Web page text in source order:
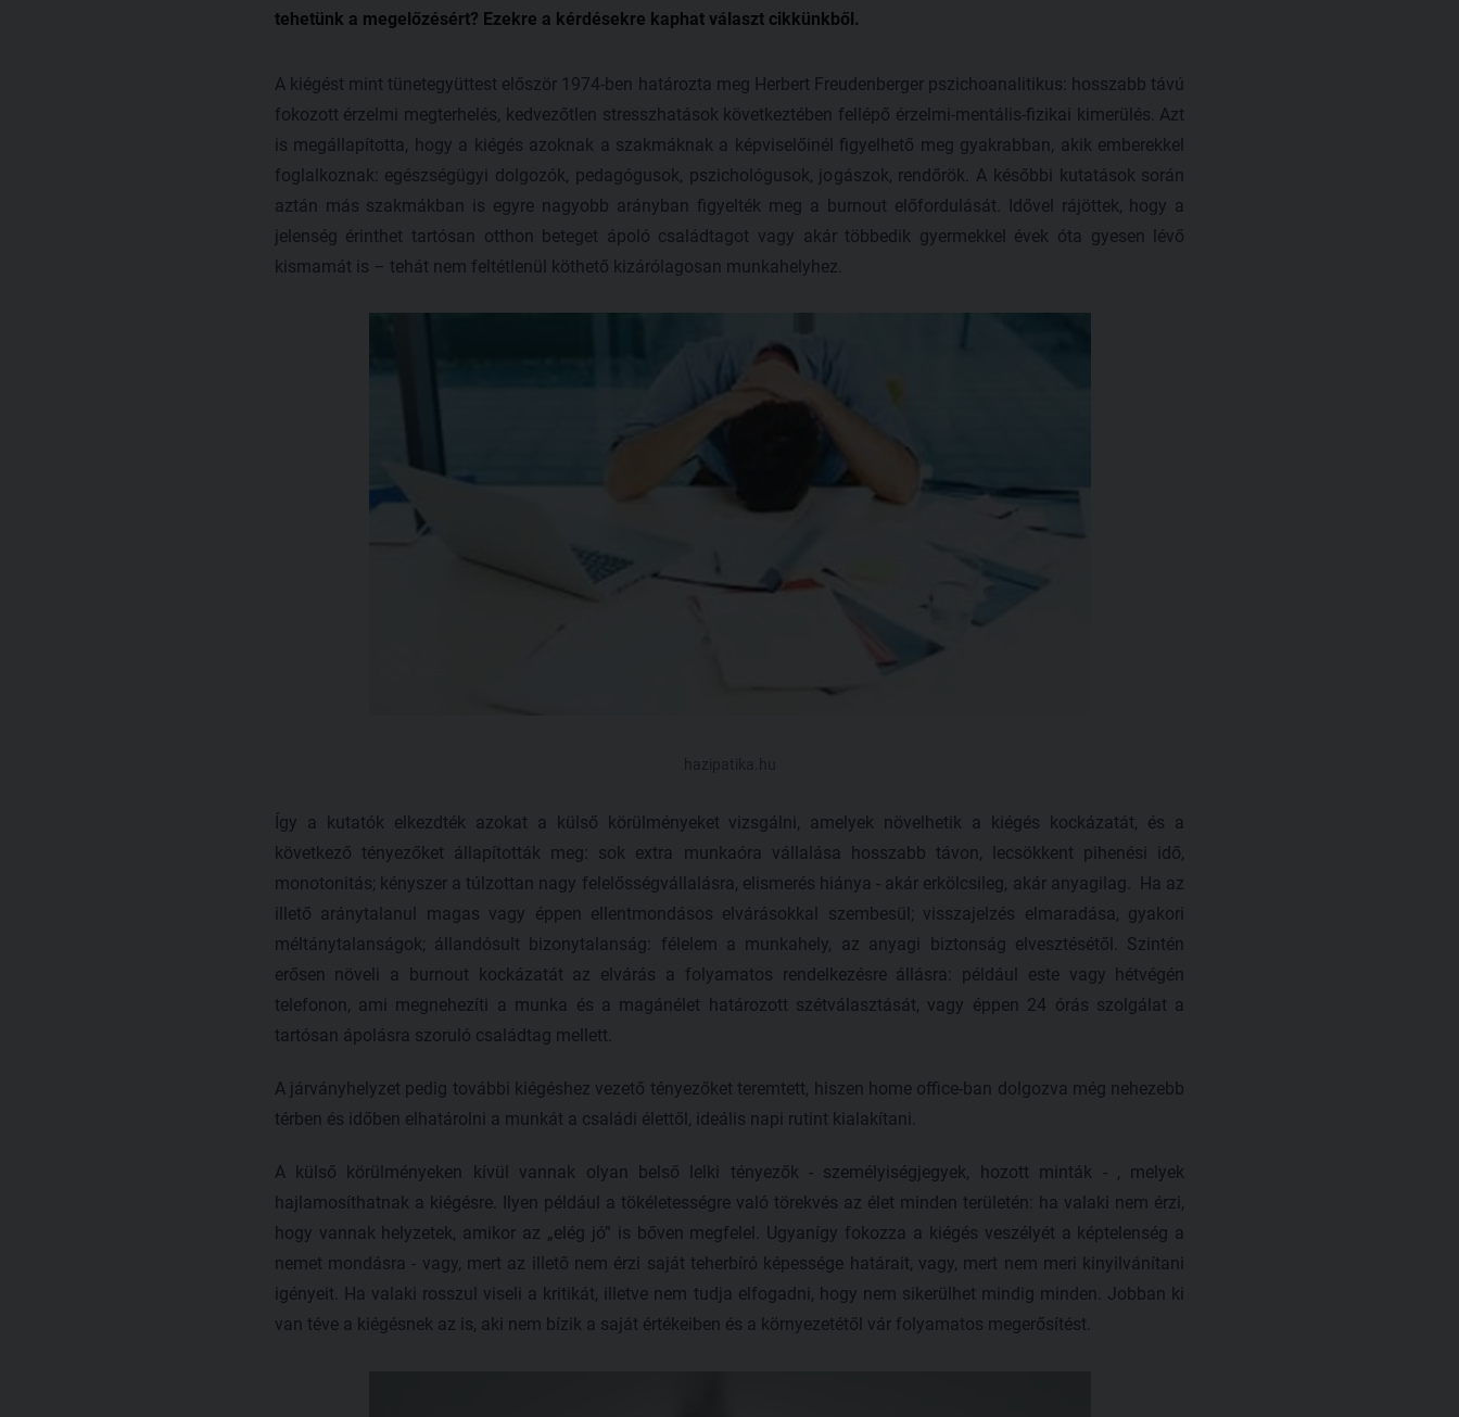
tehetünk a megelőzésért? Ezekre a kérdésekre kaphat választ cikkünkből.
A kiégést mint tünetegyüttest először 1974-ben határozta meg Herbert Freudenberger pszichoanalitikus: hosszabb távú
fokozott érzelmi megterhelés, kedvezőtlen stresszhatások következtében fellépő érzelmi-mentális-fizikai kimerülés. Azt
is megállapította, hogy a kiégés azoknak a szakmáknak a képviselőinél figyelhető meg gyakrabban, akik emberekkel
foglalkoznak: egészségügyi dolgozók, pedagógusok, pszichológusok, jogászok, rendőrök. A későbbi kutatások során
aztán más szakmákban is egyre nagyobb arányban figyelték meg a burnout előfordulását. Idővel rájöttek, hogy a
jelenség érinthet tartósan otthon beteget ápoló családtagot vagy akár többedik gyermekkel évek óta gyesen lévő
kismamát is – tehát nem feltétlenül köthető kizárólagosan munkahelyhez.
Így a kutatók elkezdték azokat a külső körülményeket vizsgálni, amelyek növelhetik a kiégés kockázatát, és a
következő tényezőket állapították meg: sok extra munkaóra vállalása hosszabb távon, lecsökkent pihenési idő,
monotonitás; kényszer a túlzottan nagy felelősségvállalásra, elismerés hiánya - akár erkölcsileg, akár anyagilag. Ha az
illető aránytalanul magas vagy éppen ellentmondásos elvárásokkal szembesül; visszajelzés elmaradása, gyakori
méltánytalanságok; állandósult bizonytalanság: félelem a munkahely, az anyagi biztonság elvesztésétől. Szintén
erősen növeli a burnout kockázatát az elvárás a folyamatos rendelkezésre állásra: például este vagy hétvégén
telefonon, ami megnehezíti a munka és a magánélet határozott szétválasztását, vagy éppen 24 órás szolgálat a
tartósan ápolásra szoruló családtag mellett.
A járványhelyzet pedig további kiégéshez vezető tényezőket teremtett, hiszen home office-ban dolgozva még nehezebb
térben és időben elhatárolni a munkát a családi élettől, ideális napi rutint kialakítani.
A külső körülményeken kívül vannak olyan belső lelki tényezők - személyiségjegyek, hozott minták - , melyek
hajlamosíthatnak a kiégésre. Ilyen például a tökéletességre való törekvés az élet minden területén: ha valaki nem érzi,
hogy vannak helyzetek, amikor az „elég jó” is bőven megfelel. Ugyanígy fokozza a kiégés veszélyét a képtelenség a
nemet mondásra - vagy, mert az illető nem érzi saját teherbíró képessége határait, vagy, mert nem meri kinyilvánítani
igényeit. Ha valaki rosszul viseli a kritikát, illetve nem tudja elfogadni, hogy nem sikerülhet mindig minden. Jobban ki
van téve a kiégésnek az is, aki nem bízik a saját értékeiben és a környezetétől vár folyamatos megerősítést.